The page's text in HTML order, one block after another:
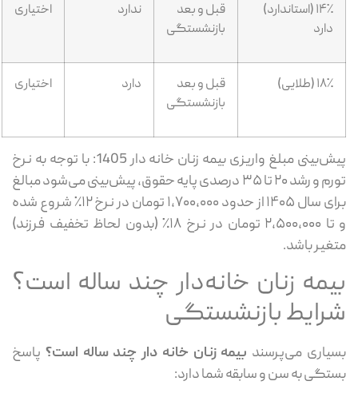
۱۴٪ (استاندارد)
دارد
قبل و بعد
بازنشستگی
ندارد اختیاری
۱۸٪ (طلایی)
قبل و بعد
بازنشستگی
دارد اختیاری
پیش‌بینی مبلغ واریزی بیمه زنان خانه دار 1405: با توجه به نرخ
تورم و رشد ۲۰ تا ۳۵ درصدی پایه حقوق، پیش‌بینی می‌شود مبالغ
برای سال ۱۴۰۵ از حدود ۱,۷۰۰,۰۰۰ تومان در نرخ ۱۲٪ شروع شده
و تا ۲,۵۰۰,۰۰۰ تومان در نرخ ۱۸٪ (بدون لحاظ تخفیف فرزند)
متغیر باشد.
بیمه زنان خانه‌دار چند ساله است؟
شرایط بازنشستگی
بسیاری می‌پرسند بیمه زنان خانه دار چند ساله است؟ پاسخ
بستگی به سن و سابقه شما دارد: